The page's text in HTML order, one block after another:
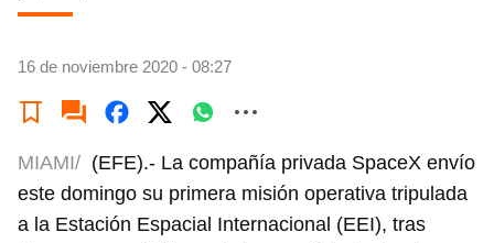
16 de noviembre 2020 - 08:27
MIAMI/ (EFE).- La compañía privada SpaceX envío
este domingo su primera misión operativa tripulada
a la Estación Espacial Internacional (EEI), tras